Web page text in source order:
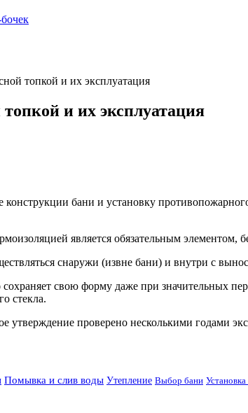
топкой и их эксплуатация
и их эксплуатация
бани и установку
является обязательным элементом,
снаружи (извне бани) и внутри с
сохраняет свою форму даже при значительных
стекла.
проверено несколькими годами
Помывка и слив воды Утепление Выбор бани